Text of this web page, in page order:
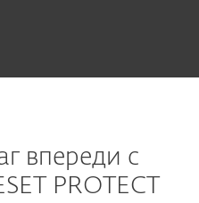
впереди с
PROTECT